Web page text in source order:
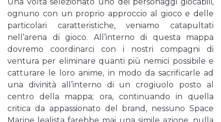
ognuno con un proprio approccio al gioco e delle
particolari caratteristiche, veniamo catapultati
nell’arena di gioco. All’interno di questa mappa
dovremo coordinarci con i nostri compagni di
ventura per eliminare quanti più nemici possibile e
catturare le loro anime, in modo da sacrificarle ad
una divinità all’interno di un crogiuolo posto al
centro della mappa; ora, continuando in quella
critica da appassionato del brand, nessuno Space